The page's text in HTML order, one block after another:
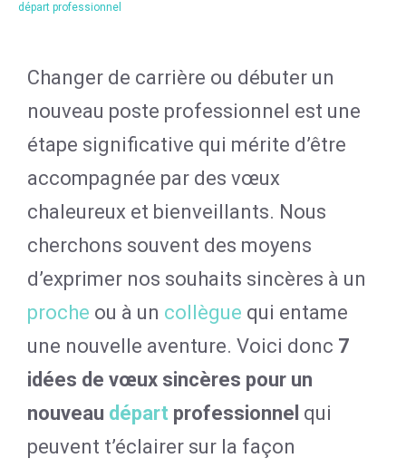
départ professionnel
Changer de carrière ou débuter un
nouveau poste professionnel est une
étape significative qui mérite d’être
accompagnée par des vœux
chaleureux et bienveillants. Nous
cherchons souvent des moyens
d’exprimer nos souhaits sincères à un
proche ou à un collègue qui entame
une nouvelle aventure. Voici donc 7
idées de vœux sincères pour un
nouveau départ professionnel qui
peuvent t’éclairer sur la façon